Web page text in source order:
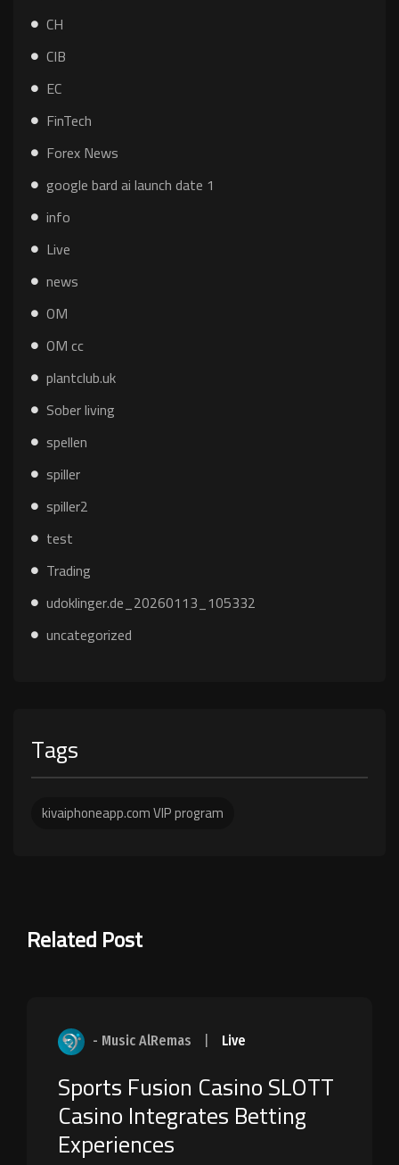
CH
CIB
EC
FinTech
Forex News
google bard ai launch date 1
info
Live
news
OM
OM cc
plantclub.uk
Sober living
spellen
spiller
spiller2
test
Trading
udoklinger.de_20260113_105332
uncategorized
Tags
kivaiphoneapp.com VIP program
Related Post
- Music AlRemas Live
Sports Fusion Casino SLOTT
Casino Integrates Betting
Experiences